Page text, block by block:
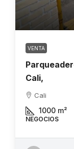
VENTA
Cali,
Cali
1000 m²
NEGOCIOS